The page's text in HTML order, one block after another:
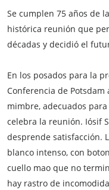
Se cumplen 75 años de la
histórica reunión que
décadas y decidió el
En los posados para la
Conferencia de
mimbre, adecuados
celebra la reunión. Iósif
desprende satisfacción.
blanco intenso, con
cuello mao que no
hay rastro de